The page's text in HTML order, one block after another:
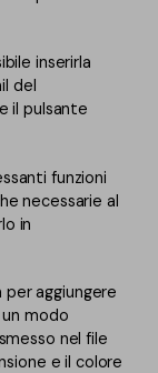
inserirla
del
il pulsante
funzioni
necessarie al
in
per aggiungere
modo
nel file
e il colore